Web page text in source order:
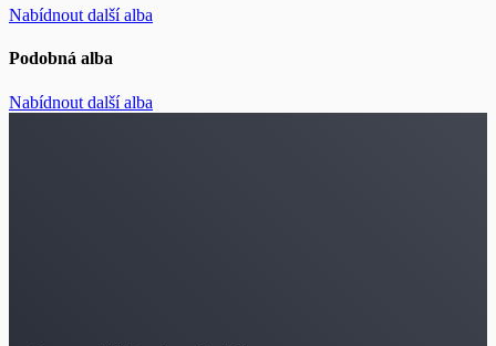
Nabídnout další alba
Podobná alba
Nabídnout další alba